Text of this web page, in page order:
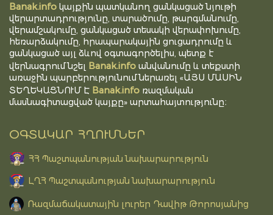
Banak.info կայքին պատկանող ցանկացած նյութի
վերարտադրությունը, տարածումը, թարգմանումը,
վերամշակումը, ցանկացած տեսակի վերափոխումը,
հեռարձակումը, հրապարակային ցուցադրումը և
ցանկացած այլ ձևով օգտագործելիս, պետք է
վերնագրում նշել Banak.info անվանումը և տեքստի
առաջին պարբերությունում ներառել «ԱՅՍ ՄԱՍԻՆ
ՏԵՂԵԿԱՑՆՈՒՄ Է Banak.info ռազմական
մասնագիտացված կայքը» արտահայտությունը։
ՕԳՏԱԿԱՐ ՀՂՈՒՄՆԵՐ
ՀՀ Պաշտպանության նախարարություն
ԼՂՀ Պաշտպանության նախարարություն
Ռազմաճակատային լուրեր Դավիթ Թորոսյանից